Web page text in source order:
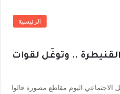
الرئيسية
.. وتوغّل لقوات
اليوم مقاطع مصورة قالوا